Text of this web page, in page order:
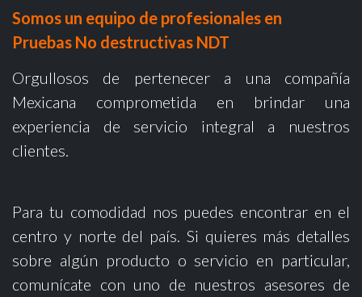
Somos un equipo de profesionales en
Pruebas No destructivas NDT
Orgullosos de pertenecer a una compañía
Mexicana comprometida en brindar una
experiencia de servicio integral a nuestros
clientes.
Para tu comodidad nos puedes encontrar en el
centro y norte del país. Si quieres más detalles
sobre algún producto o servicio en particular,
comunícate con uno de nuestros asesores de